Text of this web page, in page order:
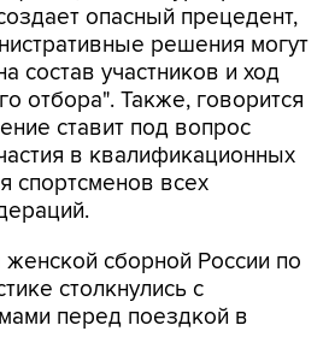
опасный прецедент,
решения могут
состав участников и ход
отбора". Также, говорится
ставит под вопрос
в квалификационных
спортсменов всех
сборной России по
столкнулись с
перед поездкой в